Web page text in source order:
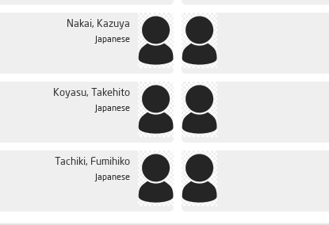
Nakai, Kazuya
Japanese
Koyasu, Takehito
Japanese
Tachiki, Fumihiko
Japanese